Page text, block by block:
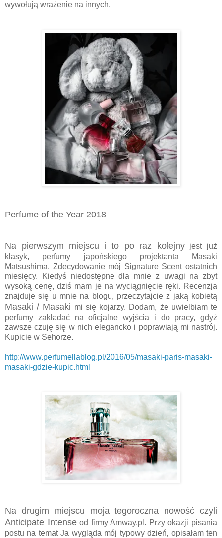
wywołują wrażenie na innych.
Perfume of the Year 2018
Na pierwszym miejscu i to po raz kolejnyjest już
klasyk, perfumy japońskiego projektanta Masaki
Matsushima. Zdecydowanie mój Signature Scent ostatnich
miesięcy. Kiedyś niedostępne dla mnie z uwagi na zbyt
wysoką cenę, dziś mam je na wyciągnięcie ręki. Recenzja
znajduje się u mnie na blogu, przeczytajcie z jaką kobietą
Masaki / Masaki mi się kojarzy. Dodam, że uwielbiam te
perfumy zakładać na oficjalne wyjścia i do pracy, gdyż
zawsze czuję się w nich elegancko i poprawiają mi nastrój.
Kupicie w Sehorze.
http://www.perfumellablog.pl/2016/05/masaki-paris-masaki-
masaki-gdzie-kupic.html
Na drugim miejscu moja tegoroczna nowość czyli
Anticipate Intenseod firmy Amway.pl. Przy okazji pisania
postu na temat Ja wygląda mój typowy dzień, opisałam ten